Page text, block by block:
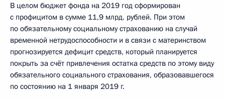
В целом бюджет фонда на 2019 год сформирован
с профицитом в сумме 11,9 млрд. рублей. При этом
по обязательному социальному страхованию на случай
временной нетрудоспособности и в связи с материнством
прогнозируется дефицит средств, который планируется
покрыть за счёт привлечения остатка средств по этому виду
обязательного социального страхования, образовавшегося
по состоянию на 1 января 2019 г.